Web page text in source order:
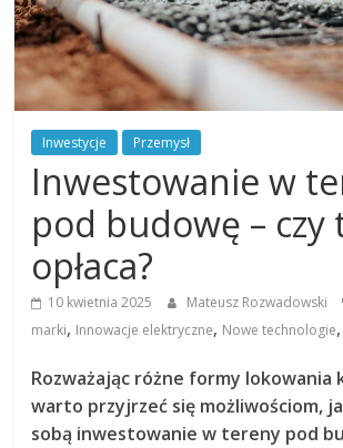
Inwestycje Przemysł
Inwestowanie w
pod budowę – czy
opłaca?
10 kwietnia 2025 Mateusz Rozwadowski
marki, Innowacje elektryczne, Nowe technologie,
Rozważając różne formy lokowania
warto przyjrzeć się możliwościom,
sobą inwestowanie w tereny pod